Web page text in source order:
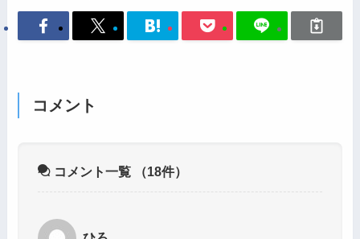
コメント
コメント一覧 （18件）